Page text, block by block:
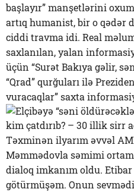
başlayır” manşetlərini
artıq humanist, bir o qədər
ciddi travma idi. Real
saxlanılan, yalan
üçün “Surət Bakıya gəlir,
“Qrad” qurğuları ilə
vuracaqlar” saxta
Təxminən ilyarım əvvəl
Məmmədovla səmimi
dialoq imkanım oldu.
götürmüşəm. Onun